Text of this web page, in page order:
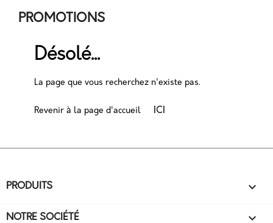
PROMOTIONS
Désolé...
La page que vous recherchez n'existe pas.
Revenir à la page d'accueil ICI
PRODUITS 
NOTRE SOCIÉTÉ 